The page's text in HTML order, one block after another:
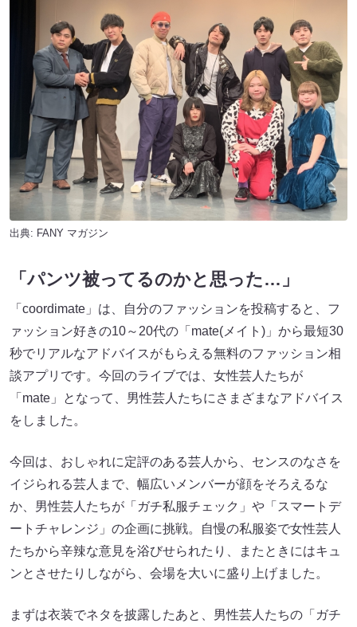
出典: FANY マガジン
「パンツ被ってるのかと思った…」
「coordimate」は、自分のファッションを投稿すると、フ
ァッション好きの10～20代の「mate(メイト)」から最短30
秒でリアルなアドバイスがもらえる無料のファッション相
談アプリです。今回のライブでは、女性芸人たちが
「mate」となって、男性芸人たちにさまざまなアドバイス
をしました。
今回は、おしゃれに定評のある芸人から、センスのなさを
イジられる芸人まで、幅広いメンバーが顔をそろえるな
か、男性芸人たちが「ガチ私服チェック」や「スマートデ
ートチャレンジ」の企画に挑戦。自慢の私服姿で女性芸人
たちから辛辣な意見を浴びせられたり、またときにはキュ
ンとさせたりしながら、会場を大いに盛り上げました。
まずは衣装でネタを披露したあと、男性芸人たちの「ガチ